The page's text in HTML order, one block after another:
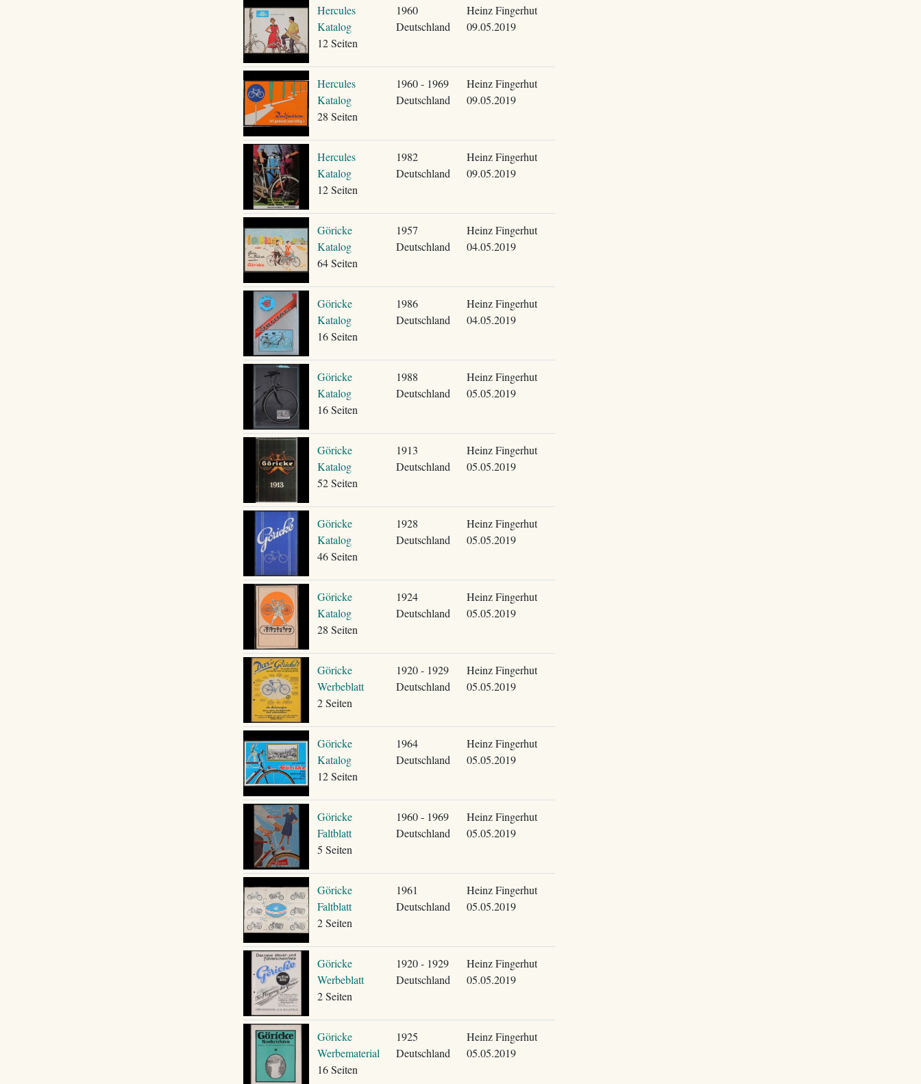
Hercules
Katalog
12 Seiten
1960
Deutschland
Heinz Fingerhut
09.05.2019
Hercules
Katalog
28 Seiten
1960 - 1969
Deutschland
Heinz Fingerhut
09.05.2019
Hercules
Katalog
12 Seiten
1982
Deutschland
Heinz Fingerhut
09.05.2019
Göricke
Katalog
64 Seiten
1957
Deutschland
Heinz Fingerhut
04.05.2019
Göricke
Katalog
16 Seiten
1986
Deutschland
Heinz Fingerhut
04.05.2019
Göricke
Katalog
16 Seiten
1988
Deutschland
Heinz Fingerhut
05.05.2019
Göricke
Katalog
52 Seiten
1913
Deutschland
Heinz Fingerhut
05.05.2019
Göricke
Katalog
46 Seiten
1928
Deutschland
Heinz Fingerhut
05.05.2019
Göricke
Katalog
28 Seiten
1924
Deutschland
Heinz Fingerhut
05.05.2019
Göricke
Werbeblatt
2 Seiten
1920 - 1929
Deutschland
Heinz Fingerhut
05.05.2019
Göricke
Katalog
12 Seiten
1964
Deutschland
Heinz Fingerhut
05.05.2019
Göricke
Faltblatt
5 Seiten
1960 - 1969
Deutschland
Heinz Fingerhut
05.05.2019
Göricke
Faltblatt
2 Seiten
1961
Deutschland
Heinz Fingerhut
05.05.2019
Göricke
Werbeblatt
2 Seiten
1920 - 1929
Deutschland
Heinz Fingerhut
05.05.2019
Göricke
Werbematerial
16 Seiten
1925
Deutschland
Heinz Fingerhut
05.05.2019